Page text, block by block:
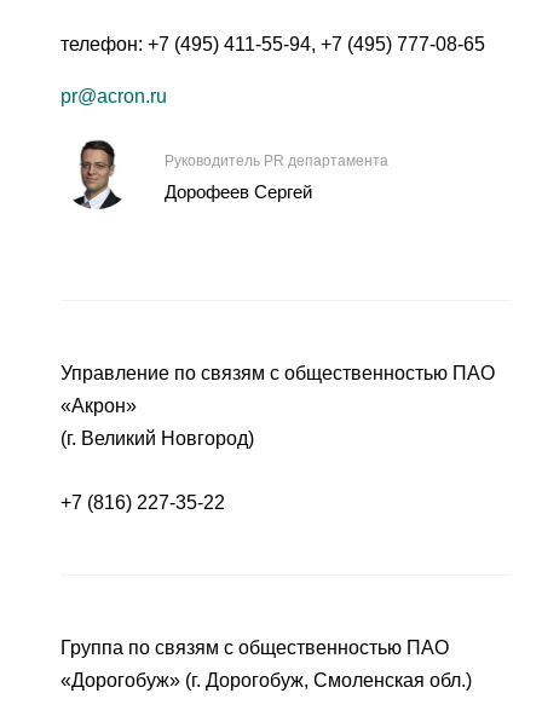
телефон: +7 (495) 411-55-94, +7 (495) 777-08-65
pr@acron.ru
Руководитель PR департамента
Дорофеев Сергей
Управление по связям с общественностью ПАО
«Акрон»
(г. Великий Новгород)
+7 (816) 227-35-22
Группа по связям с общественностью ПАО
«Дорогобуж» (г. Дорогобуж, Смоленская обл.)